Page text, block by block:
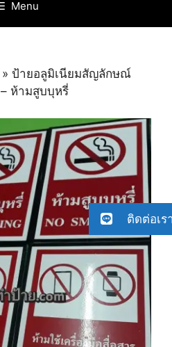
Menu
» ป้ายอลูมิเนียมสัญลักษณ์
ห้ามสูบบุหรี่
ติดต่อเร